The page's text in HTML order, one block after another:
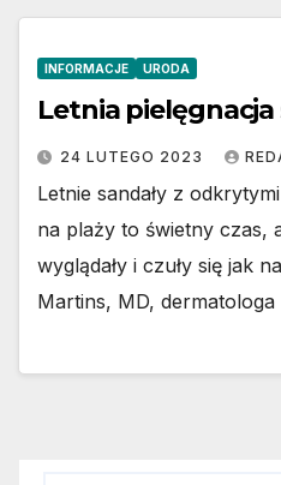
INFORMACJE URODA
Letnia
24 LUTEGO 2023
Letnie sandały z
na plaży to świetny czas,
wyglądały i czuły się jak
Martins, MD,